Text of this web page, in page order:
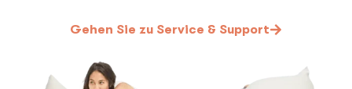
Gehen Sie zu Service & Support